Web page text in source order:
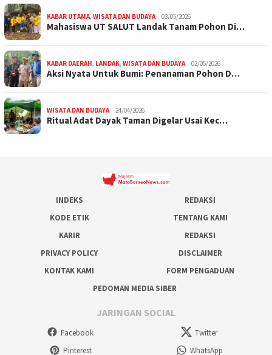
KABAR UTAMA WISATA DAN BUDAYA 03/05/2026
Mahasiswa UT SALUT Landak Tanam Pohon Di…
KABAR DAERAH LANDAK WISATA DAN BUDAYA 02/05/2026
Aksi Nyata Untuk Bumi: Penanaman Pohon D…
WISATA DAN BUDAYA 24/04/2026
Ritual Adat Dayak Taman Digelar Usai Kec…
INDEKS
REDAKSI
KODE ETIK
TENTANG KAMI
KARIR
REDAKSI
PRIVACY POLICY
DISCLAIMER
KONTAK KAMI
FORM PENGADUAN
PEDOMAN MEDIA SIBER
JARINGAN SOCIAL
Facebook
Twitter
Pinterest
WhatsApp